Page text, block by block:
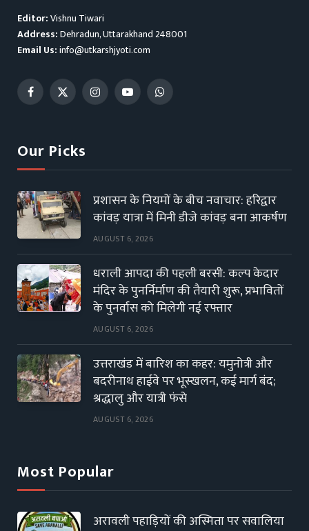
Editor:Vishnu Tiwari
Address:Dehradun, Uttarakhand 248001
Email Us:info@utkarshjyoti.com
Facebook
X
InstagramYouTubeWhatsApp
Our Picks
प्रशासन के नियमों के बीच नवाचार: हरिद्वार
कांवड़ यात्रा में मिनी डीजे कांवड़ बना आकर्षण
AUGUST 6, 2026
धराली आपदा की पहली बरसी: कल्प केदार
मंदिर के पुनर्निर्माण की तैयारी शुरू, प्रभावितों
के पुनर्वास को मिलेगी नई रफ्तार
AUGUST 6, 2026
उत्तराखंड में बारिश का कहर: यमुनोत्री और
बदरीनाथ हाईवे पर भूस्खलन, कई मार्ग बंद;
श्रद्धालु और यात्री फंसे
AUGUST 6, 2026
Most Popular
अरावली पहाड़ियों की अस्मिता पर सवालिया